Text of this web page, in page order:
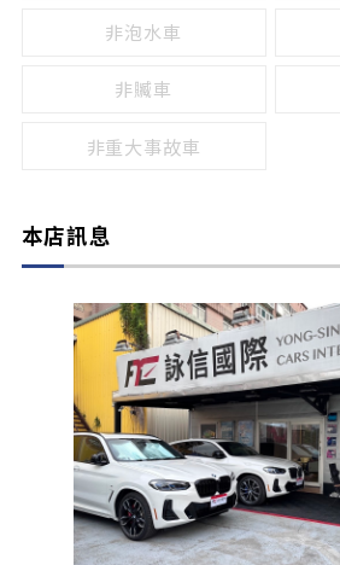
非泡水車
非贓車
非重大事故車
本店訊息